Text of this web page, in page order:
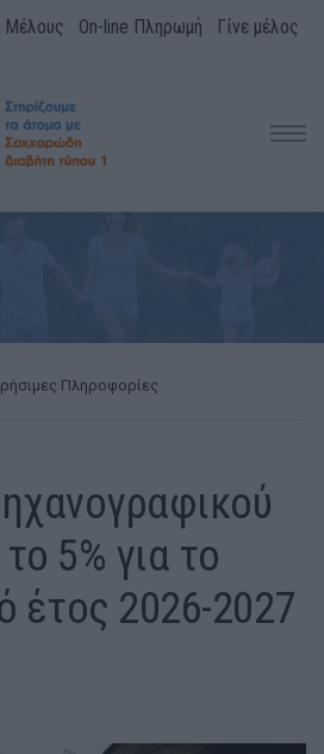
Μέλους On-line Πληρωμή Γίνε μέλος
Πληροφορίες
5% για το
έτος 2026-2027